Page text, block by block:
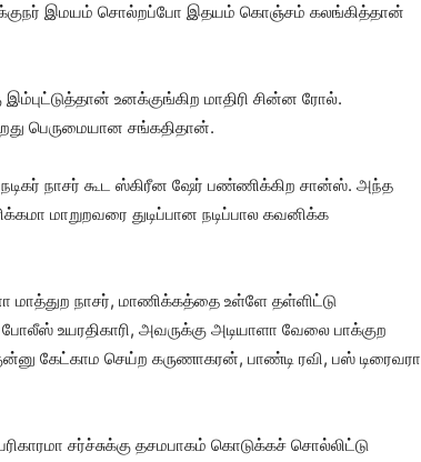
இமயம் சொல்றப்போ இதயம் கொஞ்சம் கலங்கித்தான்
இம்புட்டுத்தான் உனக்குங்கிற மாதிரி சின்ன ரோல்.
பெருமையான சங்கதிதான்.
நாசர் கூட ஸ்கிரீன ஷேர் பண்ணிக்கிற சான்ஸ். அந்த
மாறுறவரை துடிப்பான நடிப்பால கவனிக்க
நாசர், மாணிக்கத்தை உள்ளே தள்ளிட்டு
உயரதிகாரி, அவருக்கு அடியாளா வேலை பாக்குற
கேட்காம செய்ற கருணாகரன், பாண்டி ரவி, பஸ் டிரைவரா
சர்ச்சுக்கு தசமபாகம் கொடுக்கச் சொல்லிட்டு